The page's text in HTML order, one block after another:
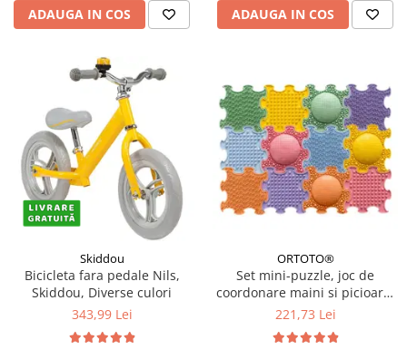
ADAUGA IN COS ADAUGA IN COS
Skiddou
Bicicleta fara pedale Nils,
Skiddou, Diverse culori
343,99 Lei
ORTOTO®
Set mini-puzzle, joc de
coordonare maini si picioare,
12 piese, Multicolor
221,73 Lei